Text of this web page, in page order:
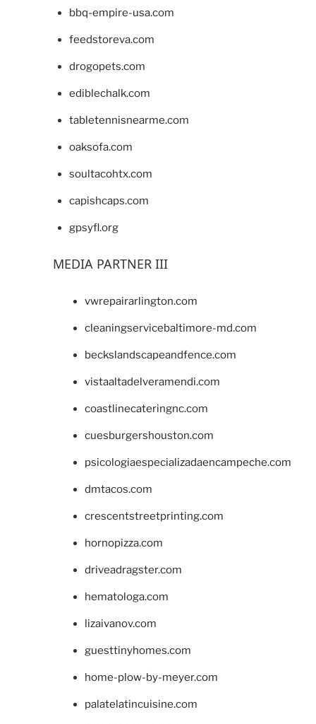
bbq-empire-usa.com
feedstoreva.com
drogopets.com
ediblechalk.com
tabletennisnearme.com
oaksofa.com
soultacohtx.com
capishcaps.com
gpsyfl.org
MEDIA PARTNER III
vwrepairarlington.com
cleaningservicebaltimore-md.com
beckslandscapeandfence.com
vistaaltadelveramendi.com
coastlinecateringnc.com
cuesburgershouston.com
psicologiaespecializadaencampeche.com
dmtacos.com
crescentstreetprinting.com
hornopizza.com
driveadragster.com
hematologa.com
lizaivanov.com
guesttinyhomes.com
home-plow-by-meyer.com
palatelatincuisine.com